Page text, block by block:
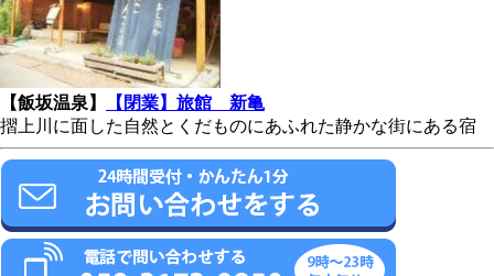
【飯坂温泉】
【閉業】旅館 新亀
摺上川に面した自然とくだものにあふれた静かな街にある宿